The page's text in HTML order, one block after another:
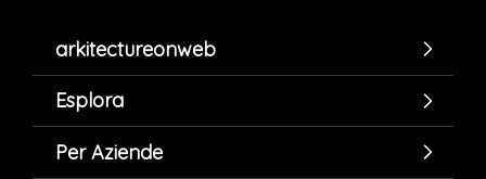
arkitectureonweb
Esplora
Per Aziende